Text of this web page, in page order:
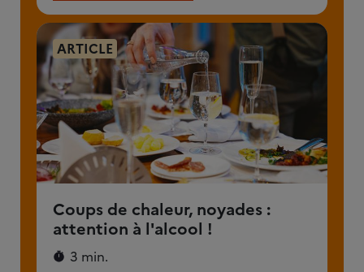
ARTICLE
Coups de chaleur, noyades :
attention à l'alcool !
3 min.